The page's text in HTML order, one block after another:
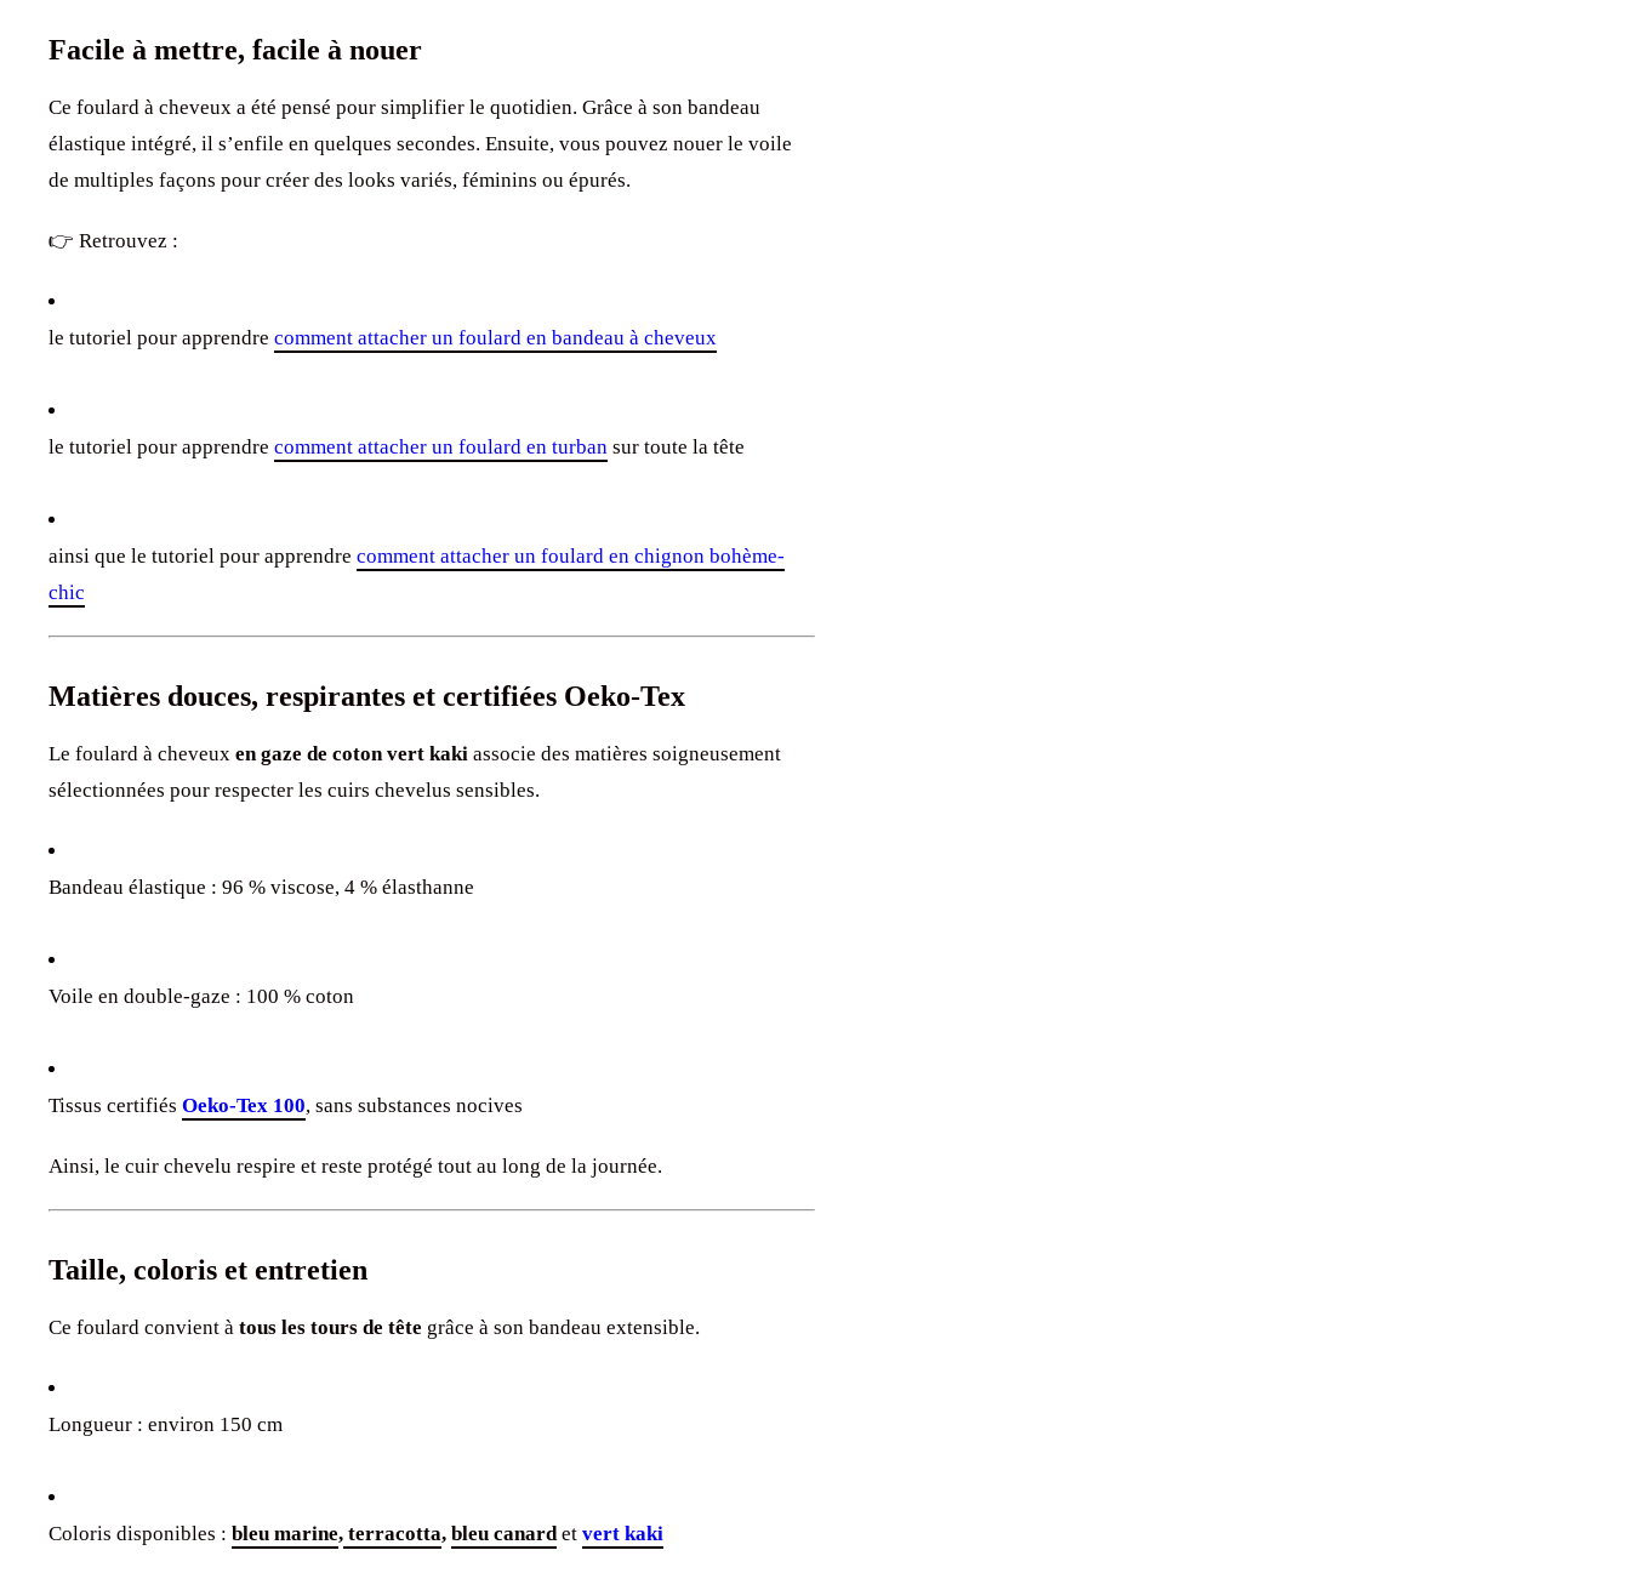
Facile à mettre, facile à nouer
Ce foulard à cheveux a été pensé pour simplifier le quotidien. Grâce à son bandeau
élastique intégré, il s’enfile en quelques secondes. Ensuite, vous pouvez nouer le voile
de multiples façons pour créer des looks variés, féminins ou épurés.
👉 Retrouvez :
le tutoriel pour apprendre comment attacher un foulard en bandeau à cheveux
le tutoriel pour apprendre comment attacher un foulard en turban sur toute la tête
ainsi que le tutoriel pour apprendre comment attacher un foulard en chignon bohème-
chic
Matières douces, respirantes et certifiées Oeko-Tex
Le foulard à cheveux en gaze de coton vert kaki associe des matières soigneusement
sélectionnées pour respecter les cuirs chevelus sensibles.
Bandeau élastique : 96 % viscose, 4 % élasthanne
Voile en double-gaze : 100 % coton
Tissus certifiés Oeko-Tex 100, sans substances nocives
Ainsi, le cuir chevelu respire et reste protégé tout au long de la journée.
Taille, coloris et entretien
Ce foulard convient à tous les tours de tête grâce à son bandeau extensible.
Longueur : environ 150 cm
Coloris disponibles : bleu marine, terracotta, bleu canardet vert kaki